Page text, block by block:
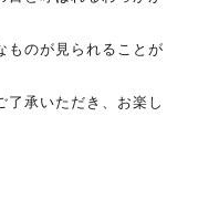
ものが見られることが
了承いただき、お楽し